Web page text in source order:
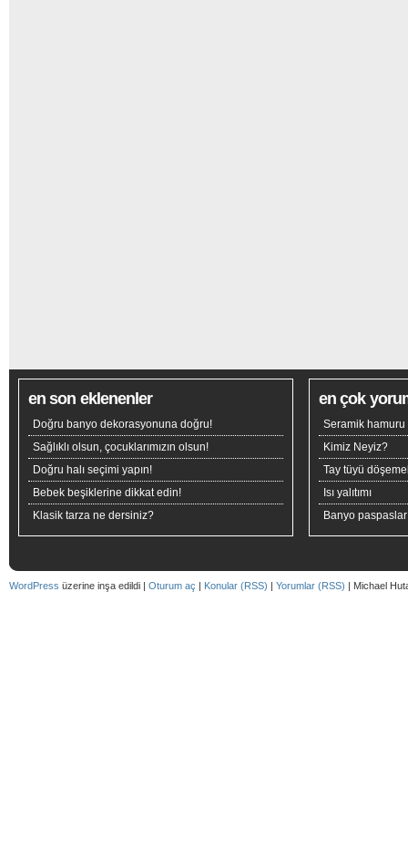
en son eklenenler
Doğru banyo dekorasyonuna doğru!
Sağlıklı olsun, çocuklarımızın olsun!
Doğru halı seçimi yapın!
Bebek beşiklerine dikkat edin!
Klasik tarza ne dersiniz?
en çok
Seramik hamuru
Kimiz Neyiz?
Tay tüyü
Isı yalıtımı
Banyo
WordPress üzerine inşa edildi | Oturum aç | Konular (RSS) | Yorumlar (RSS) | Michael